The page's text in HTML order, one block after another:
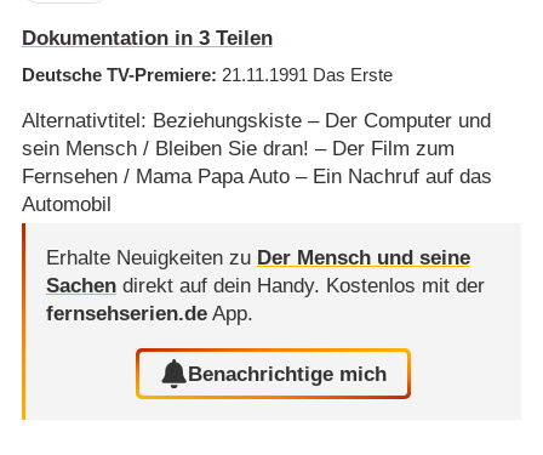
Dokumentation in 3 Teilen
Deutsche TV-Premiere 21.11.1991 Das Erste
Alternativtitel: Beziehungskiste – Der Computer und
sein Mensch / Bleiben Sie dran! – Der Film zum
Fernsehen / Mama Papa Auto – Ein Nachruf auf das
Automobil
Erhalte Neuigkeiten zu Der Mensch und seine
Sachendirekt auf dein Handy. Kostenlos mit der
fernsehserien.deApp.
Benachrichtige mich